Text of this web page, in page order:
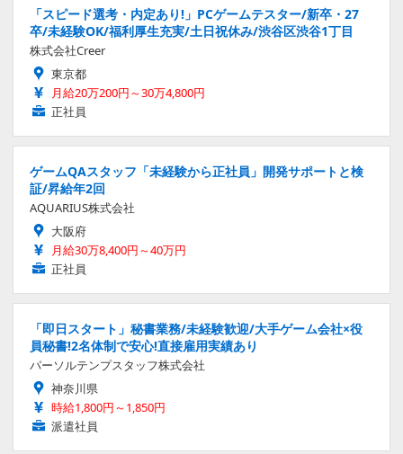
「スピード選考・内定あり!」PCゲームテスター/新卒・27
卒/未経験OK/福利厚生充実/土日祝休み/渋谷区渋谷1丁目
株式会社Creer
東京都
月給20万200円～30万4,800円
正社員
ゲームQAスタッフ「未経験から正社員」開発サポートと検
証/昇給年2回
AQUARIUS株式会社
大阪府
月給30万8,400円～40万円
正社員
「即日スタート」秘書業務/未経験歓迎/大手ゲーム会社×役
員秘書!2名体制で安心!直接雇用実績あり
パーソルテンプスタッフ株式会社
神奈川県
時給1,800円～1,850円
派遣社員